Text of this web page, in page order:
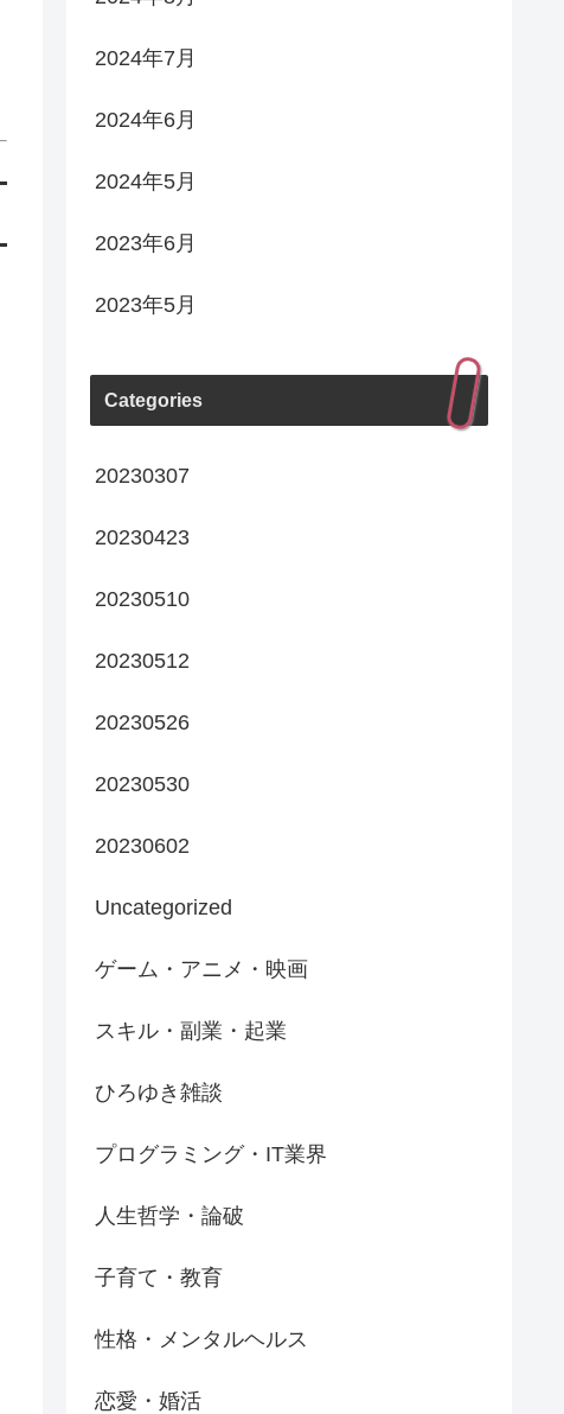
2024年7月
2024年6月
2024年5月
2023年6月
2023年5月
Categories
20230307
20230423
20230510
20230512
20230526
20230530
20230602
Uncategorized
ゲーム・アニメ・映画
スキル・副業・起業
ひろゆき雑談
プログラミング・IT業界
人生哲学・論破
子育て・教育
性格・メンタルヘルス
恋愛・婚活